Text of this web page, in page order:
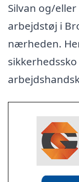
Silvan og/
arbejdstøj i
nærheden.